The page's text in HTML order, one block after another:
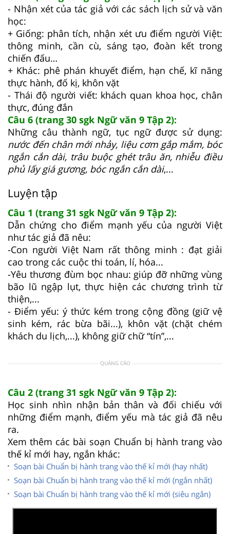
- Nhận xét của tác giả với các sách lịch sử và văn
học:
+ Giống: phân tích, nhận xét ưu điểm người Việt:
thông minh, cần cù, sáng tạo, đoàn kết trong
chiến đấu…
+ Khác: phê phán khuyết điểm, hạn chế, kĩ năng
thực hành, đố kị, khôn vặt
- Thái độ người viết: khách quan khoa học, chân
thực, đúng đắn
Câu 6 (trang 30 sgk Ngữ văn 9 Tập 2):
Những câu thành ngữ, tục ngữ được sử dụng:
nước đến chân mới nhảy, liệu cơm gắp mắm, bóc
ngắn cắn dài, trâu buộc ghét trâu ăn, nhiễu điều
phủ lấy giá gương, bóc ngắn cắn dài,...
Luyện tập
Câu 1 (trang 31 sgk Ngữ văn 9 Tập 2):
Dẫn chứng cho điểm mạnh yếu của người Việt
như tác giả đã nêu:
-Con người Việt Nam rất thông minh : đạt giải
cao trong các cuộc thi toán, lí, hóa...
-Yêu thương đùm bọc nhau: giúp đỡ những vùng
bão lũ ngập lụt, thực hiện các chương trình từ
thiện,...
- Điểm yếu: ý thức kém trong cộng đồng (giữ vệ
sinh kém, rác bừa bãi...), khôn vặt (chặt chém
khách du lịch,...), không giữ chữ “tín”,...
QUẢNG CÁO
Câu 2 (trang 31 sgk Ngữ văn 9 Tập 2):
Học sinh nhìn nhận bản thân và đối chiếu với
những điểm mạnh, điểm yếu mà tác giả đã nêu
ra.
Xem thêm các bài soạn Chuẩn bị hành trang vào
thế kỉ mới hay, ngắn khác:
Soạn bài Chuẩn bị hành trang vào thế kỉ mới (hay nhất)
Soạn bài Chuẩn bị hành trang vào thế kỉ mới (ngắn nhất)
Soạn bài Chuẩn bị hành trang vào thế kỉ mới (siêu ngắn)